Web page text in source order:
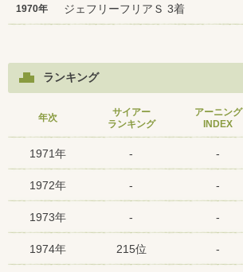
1970年 ジェフリーフリアＳ 3着
ランキング
年次
サイアー
ランキング
アーニング
INDEX
1971年 - -
1972年 - -
1973年 - -
1974年 215位 -